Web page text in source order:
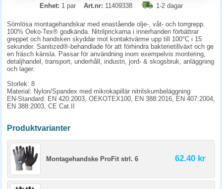
Enhet: 1 par Art.nr: 11409338 1-2 dagar
Sömlösa montagehandskar med enastående olje-, våt- och torrgrepp.
100% Oeko-Tex® godkända. Nitrilprickarna i innerhanden förbättrar
greppet och handsken skyddar mot kontaktvärme upp till 100°C i 15
sekunder. Sanitized®-behandlade för att förhindra bakterietillväxt och ge
en fräsch känsla. Passar för användning inom exempelvis montering,
detaljhandel, transport, underhåll, industri, jord- & skogsbruk, anläggning
och lager.
Storlek: 8
Material: Nylon/Spandex med mikrokapillär nitrilskumbeläggning
EN-Standard: EN 420:2003, OEKOTEX100, EN 388:2016, EN 407:2004,
EN 388:2003, CE Cat.II
Produktvarianter
Montagehandske ProFit strl. 6 62.40 kr